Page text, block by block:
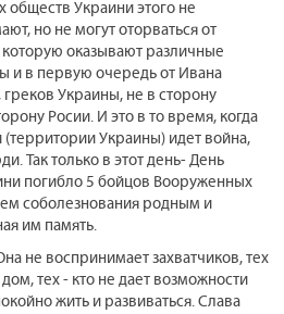
обществ Украини этого не
но не могут оторваться от
оказывают различные
и в первую очередь от Ивана
греков Украины, не в сторону
Росии. И это в то время, когда
Украины) идет война,
Так только в этот день- День
погибло 5 бойцов Вооруженных
соболезнования родным и
им память.
не воспринимает захватчиков, тех
тех - кто не дает возможности
жить и развиваться. Слава